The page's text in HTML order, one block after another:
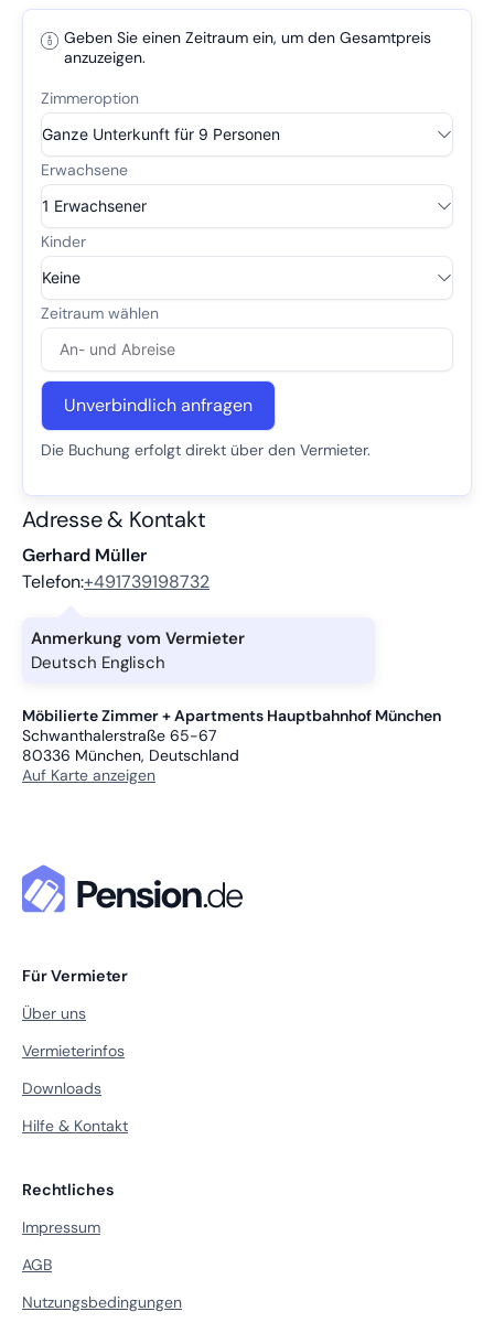
Geben Sie einen Zeitraum ein, um den Gesamtpreis
anzuzeigen.
Unverbindlich anfragen
Die Buchung erfolgt direkt über den Vermieter.
Adresse & Kontakt
Gerhard Müller
Telefon:+491739198732
Anmerkung vom Vermieter
Deutsch Englisch
Möbilierte Zimmer + Apartments Hauptbahnhof München
Schwanthalerstraße 65-67
80336 München, Deutschland
Auf Karte anzeigen
Für Vermieter
Über uns
Vermieterinfos
Downloads
Hilfe & Kontakt
Rechtliches
Impressum
AGB
Nutzungsbedingungen